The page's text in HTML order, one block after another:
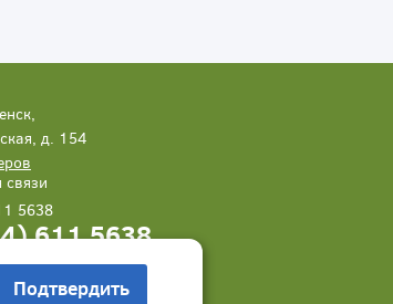
д. 154
связи
5638
611 5638
Заказать звонок
Подтвердить